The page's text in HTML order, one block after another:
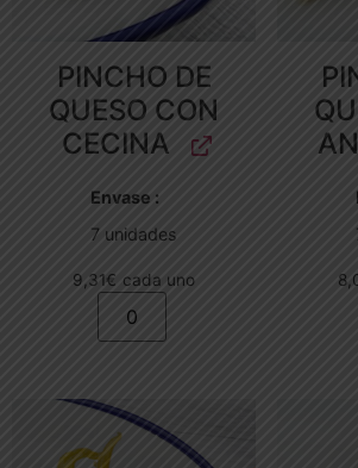
PINCHO DE
QUESO CON
CECINA
Envase
7 unidades
9,31€ cada uno